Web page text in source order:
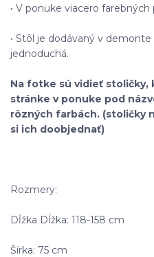
• V ponuke viacero farebných
• Stôl je dodávaný v
jednoduchá.
Na fotke sú vidieť stoličky,
stránke v ponuke pod
rôzných farbách. (stoličky
si ich doobjednať)
Rozmery:
Dĺžka Dĺžka: 118-158 cm
Šírka: 75 cm